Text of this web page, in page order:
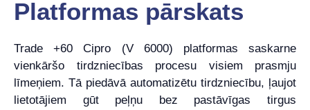
Platformas pārskats
Trade +60 Cipro (V 6000) platformas saskarne
vienkāršo tirdzniecības procesu visiem prasmju
līmeņiem. Tā piedāvā automatizētu tirdzniecību, ļaujot
lietotājiem gūt peļņu bez pastāvīgas tirgus